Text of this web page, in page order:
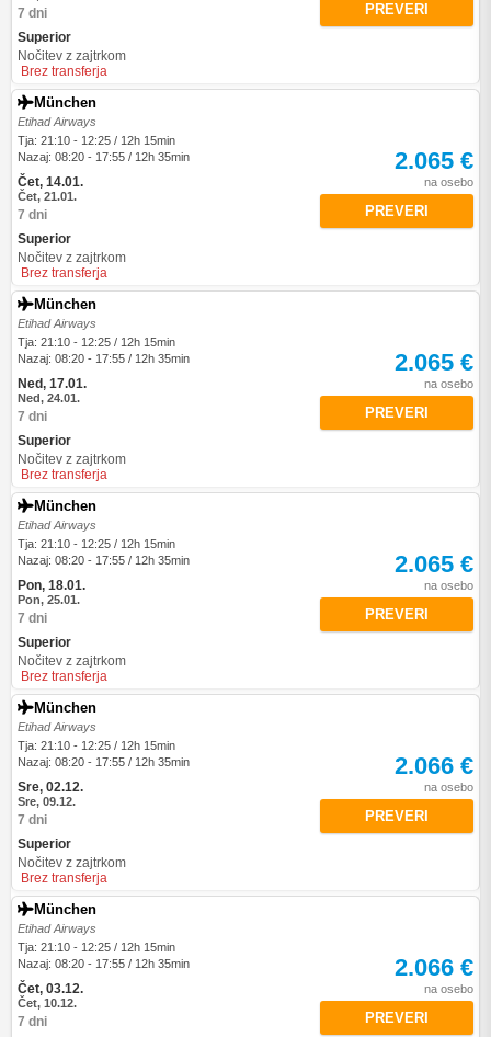
7 dni
Superior
Nočitev z zajtrkom
Brez transferja
PREVERI
München
Etihad Airways
Tja: 21:10 - 12:25 / 12h 15min
Nazaj: 08:20 - 17:55 / 12h 35min
Čet, 14.01.
Čet, 21.01.
7 dni
Superior
Nočitev z zajtrkom
Brez transferja
2.065 €
na osebo
PREVERI
München
Etihad Airways
Tja: 21:10 - 12:25 / 12h 15min
Nazaj: 08:20 - 17:55 / 12h 35min
Ned, 17.01.
Ned, 24.01.
7 dni
Superior
Nočitev z zajtrkom
Brez transferja
2.065 €
na osebo
PREVERI
München
Etihad Airways
Tja: 21:10 - 12:25 / 12h 15min
Nazaj: 08:20 - 17:55 / 12h 35min
Pon, 18.01.
Pon, 25.01.
7 dni
Superior
Nočitev z zajtrkom
Brez transferja
2.065 €
na osebo
PREVERI
München
Etihad Airways
Tja: 21:10 - 12:25 / 12h 15min
Nazaj: 08:20 - 17:55 / 12h 35min
Sre, 02.12.
Sre, 09.12.
7 dni
Superior
Nočitev z zajtrkom
Brez transferja
2.066 €
na osebo
PREVERI
München
Etihad Airways
Tja: 21:10 - 12:25 / 12h 15min
Nazaj: 08:20 - 17:55 / 12h 35min
Čet, 03.12.
Čet, 10.12.
7 dni
2.066 €
na osebo
PREVERI